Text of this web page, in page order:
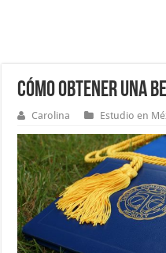
Cómo obtener una
Carolina Estudio en